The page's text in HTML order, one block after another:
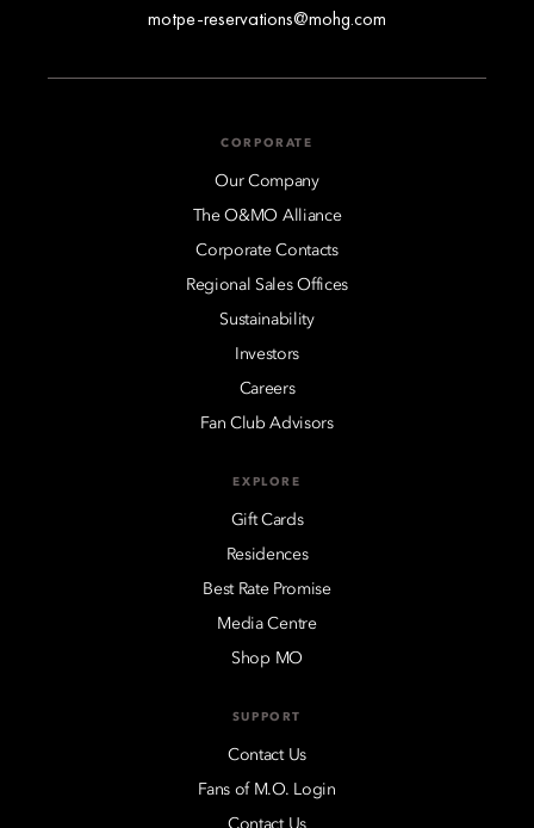
motpe-reservations@mohg.com
CORPORATE
Our Company
The O&MO Alliance
Corporate Contacts
Regional Sales Offices
Sustainability
Investors
Careers
Fan Club Advisors
EXPLORE
Gift Cards
Residences
Best Rate Promise
Media Centre
Shop MO
SUPPORT
Contact Us
Fans of M.O. Login
Contact Us